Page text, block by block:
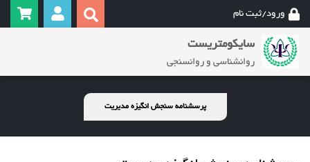
ورود/ثبت نام
سایکومتریست
روانشناسی و روانسنجی
پرسشنامه سنجش انگیزه مدیریت